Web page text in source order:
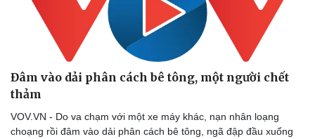
Đâm vào dải phân cách bê tông, một người chết
thảm
VOV.VN - Do va chạm với một xe máy khác, nạn nhân loạng
choạng rồi đâm vào dải phân cách bê tông, ngã đập đầu xuống